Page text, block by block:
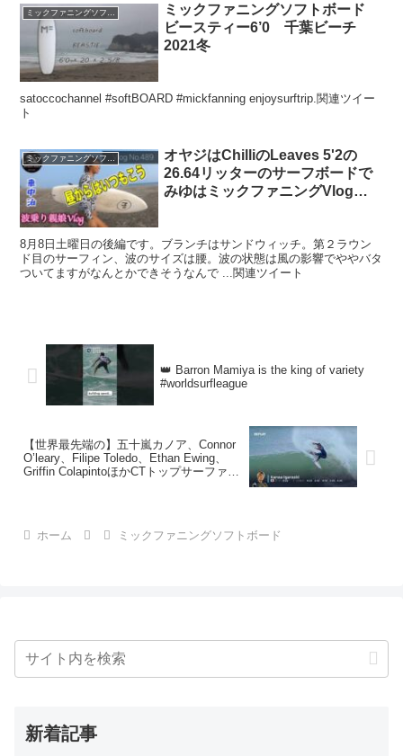
ミックファニングソフトボード
ミックファニングソフトボード
ビースティー6’0 千葉ビーチ
2021冬
satoccochannel #softBOARD #mickfanning enjoysurftrip.関連ツイー
ト
ミックファニングソフトボード
オヤジはChilliのLeaves 5'2の
26.64リッターのサーフボードで
みゆはミックファニングVlog
8月8日土曜日の後編です。ブランチはサンドウィッチ。第２ラウン
ド目のサーフィン、波のサイズは腰。波の状態は風の影響でややバタ
ついてますがなんとかできそうなんで ...関連ツイート
👑 Barron Mamiya is the king of variety
#worldsurfleague
【世界最先端の】五十嵐カノア、Connor
O’leary、Filipe Toledo、Ethan Ewing、
Griffin ColapintoほかCTトップサーファー
ホーム ミックファニングソフトボード
新着記事